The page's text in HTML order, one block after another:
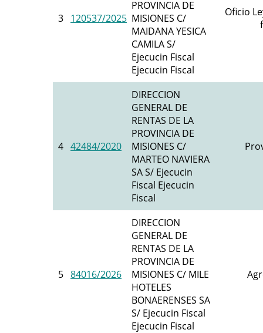
3 120537/2025
PROVINCIA DE
MISIONES C/
MAIDANA YESICA
CAMILA S/
Ejecucin Fiscal
Ejecucin Fiscal
Oficio
4 42484/2020
DIRECCION
GENERAL DE
RENTAS DE LA
PROVINCIA DE
MISIONES C/
MARTEO NAVIERA
SA S/ Ejecucin
Fiscal Ejecucin
Fiscal
5 84016/2026
DIRECCION
GENERAL DE
RENTAS DE LA
PROVINCIA DE
MISIONES C/ MILE
HOTELES
BONAERENSES SA
S/ Ejecucin Fiscal
Ejecucin Fiscal